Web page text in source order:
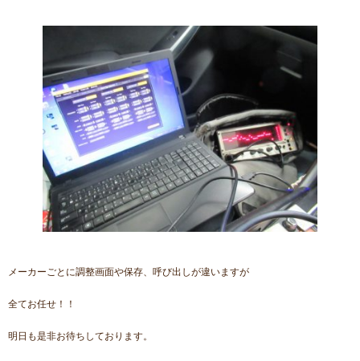
メーカーごとに調整画面や保存、呼び出しが違いますが
全てお任せ！！
明日も是非お待ちしております。